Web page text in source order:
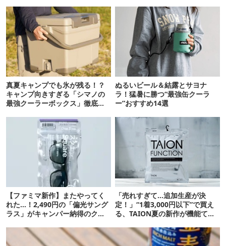
真夏キャンプでも氷が残る！？
キャンプ向きすぎる「シマノの
最強クーラーボックス」徹底解
ぬるいビール＆結露とサヨナ
ラ！猛暑に勝つ“最強缶クーラ
ー”おすすめ14選
【ファミマ新作】またやってく
れた…！2,490円の「偏光サング
ラス」がキャンパー納得のクオ
「売れすぎて…追加生産が決
定！」“1着3,000円以下”で買え
る、TAION夏の新作が機能てん